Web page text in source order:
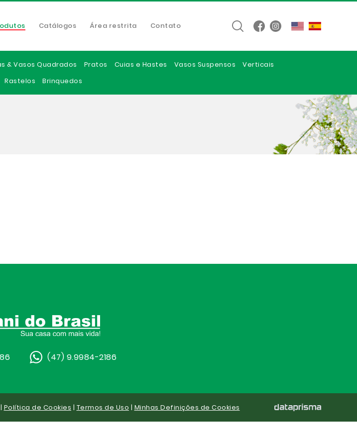
Catálogos Área restrita Contato
& Vasos Quadrados Pratos Cuias e Hastes Vasos Suspensos
Verticais
Rastelos Brinquedos
(47) 9.9984-2186
| Política de Cookies | Termos de Uso | Minhas Definições de Cookies